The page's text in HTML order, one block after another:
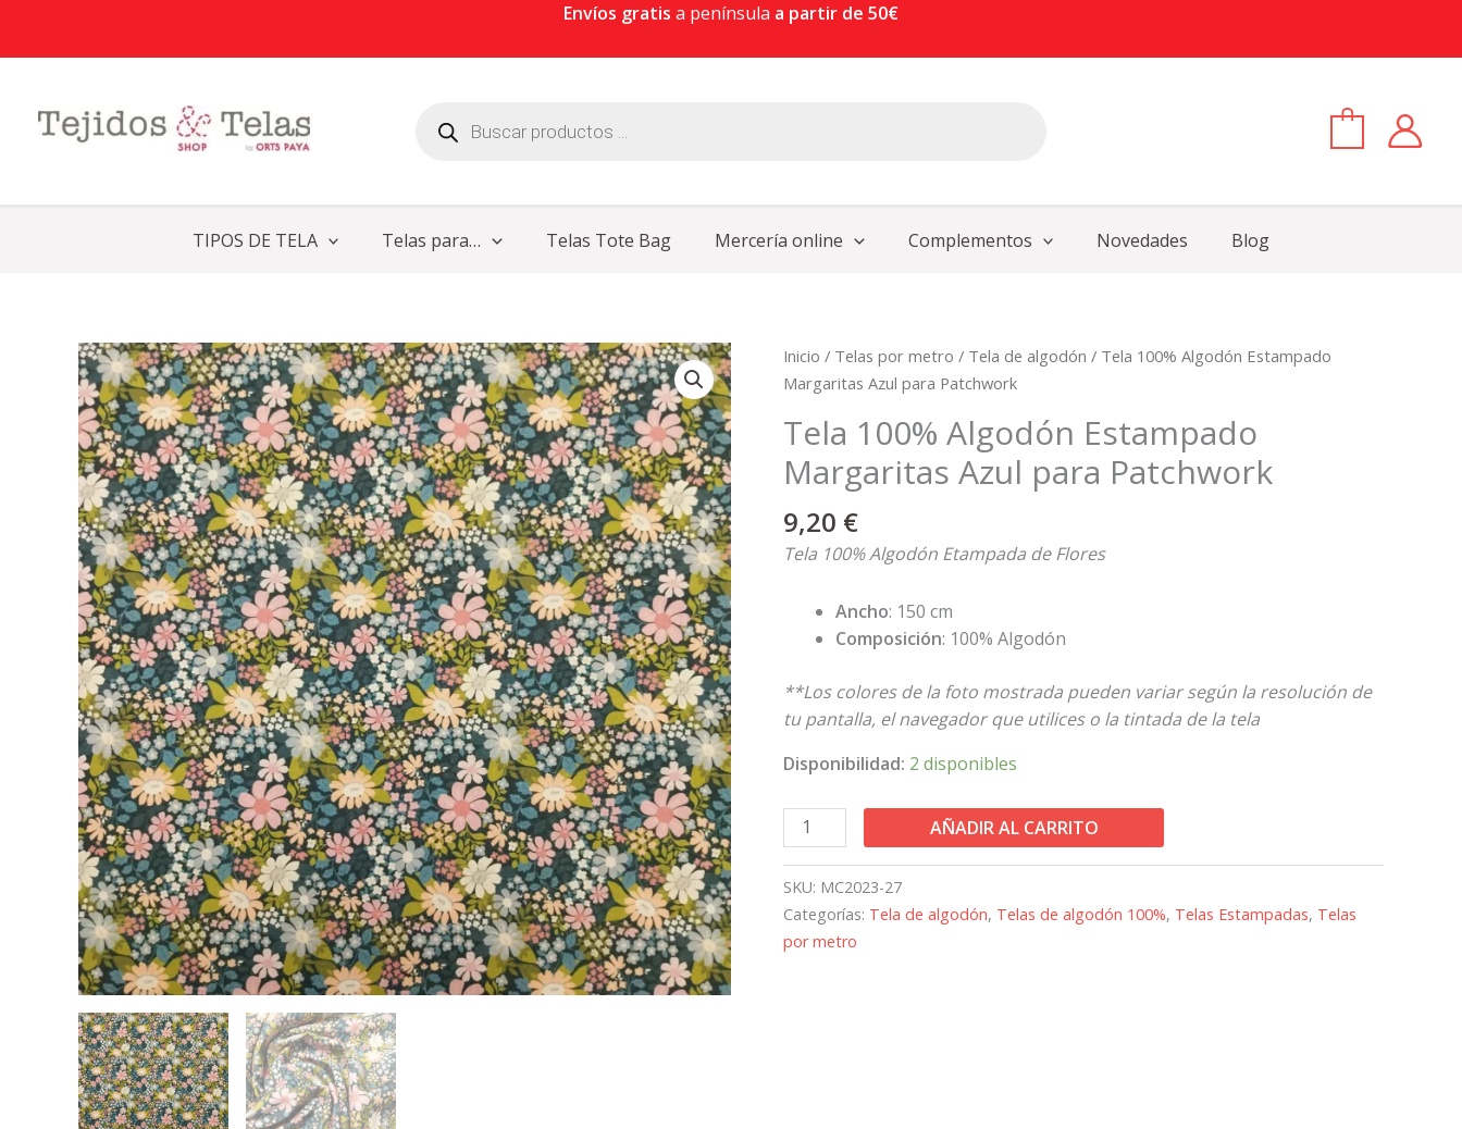
Envíos gratis a península a partir de 50€
TIPOS DE TELA Telas para… Telas Tote Bag Mercería online Complementos Novedades Blog
Inicio / Telas por metro / Tela de algodón / Tela 100% Algodón Estampado
Margaritas Azul para Patchwork
Tela 100% Algodón Estampado
Margaritas Azul para Patchwork
9,20 €
Tela 100% Algodón Etampada de Flores
Ancho: 150 cm
Composición: 100% Algodón
**Los colores de la foto mostrada pueden variar según la resolución de
tu pantalla, el navegador que utilices o la tintada de la tela
Disponibilidad: 2 disponibles
Tela
100%
Estampado
Margaritas
Azul
para
Patchwork
AÑADIR AL CARRITO
SKU: MC2023-27
Categorías: Tela de algodón, Telas de algodón 100%, Telas Estampadas, Telas
por metro